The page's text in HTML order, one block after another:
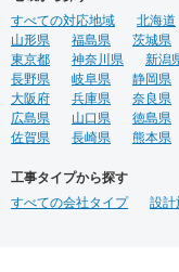
すべての対応地域
北海道
山形県
福島県 茨城県
東京都
神奈川県 新潟
長野県
岐阜県 静岡県
大阪府
兵庫県 奈良県
広島県
山口県 徳島県
佐賀県
長崎県 熊本県
工事タイプから探す
すべての会社タイプ
設計